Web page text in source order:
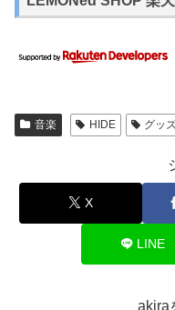
音楽 HIDE グッ
X
LINE
akira